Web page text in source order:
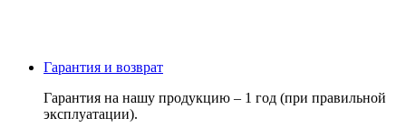
Гарантия и возврат
Гарантия на нашу продукцию – 1 год (при правильной
эксплуатации).